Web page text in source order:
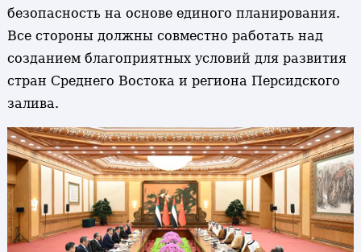
безопасность на основе единого планирования.
Все стороны должны совместно работать над
созданием благоприятных условий для развития
стран Среднего Востока и региона Персидского
залива.